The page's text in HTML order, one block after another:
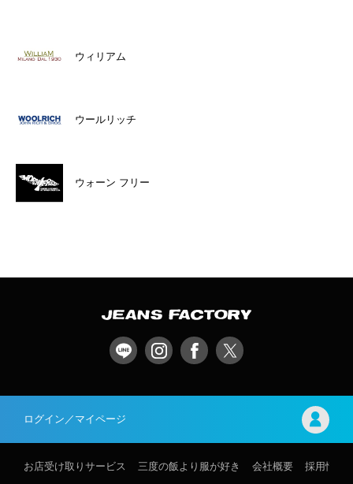
ウィリアム
ウールリッチ
ウォーン フリー
ログイン／マイページ
お店受け取りサービス 三度の飯より服が好き 会社概要 採用情報